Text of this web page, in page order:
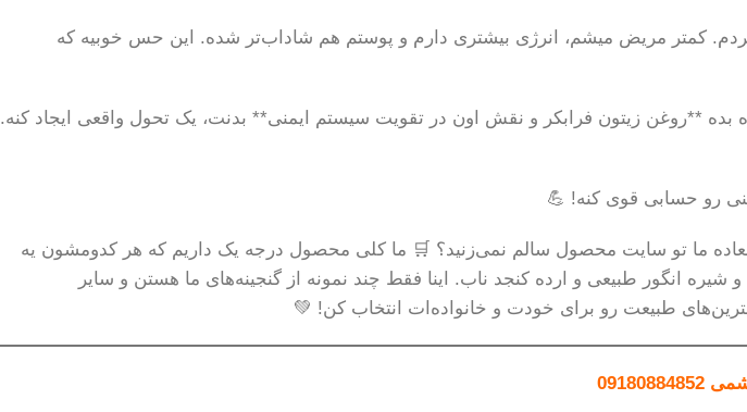
کردم. کمتر مریض میشم، انرژی بیشتری دارم و پوستم هم شاداب‌تر شده. این حس خوبیه که
بده **روغن زیتون فرابکر و نقش اون در تقویت سیستم ایمنی** بدنت، یک تحول واقعی ایجاد کنه.
رو حسابی قوی کنه! 💪
ما تو سایت محصول سالم نمی‌زنید؟ 🛒 ما کلی محصول درجه یک داریم که هر کدومشون یه
شیره انگور طبیعی و ارده کنجد ناب. اینا فقط چند نمونه از گنجینه‌های ما هستن و سایر
طبیعت رو برای خودت و خانواده‌ات انتخاب کن! 💚